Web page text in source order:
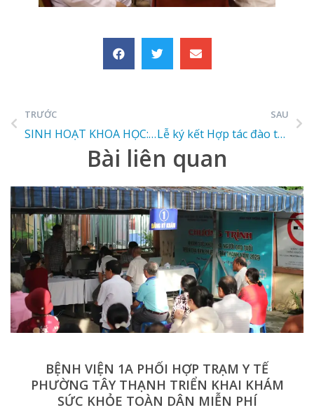
TRƯỚC
SINH HOẠT KHOA HỌC: ” PHỤC HỒI CHỨC NĂNG TRÊN BỆNH NHÂN ĐỘT QUỴ NÃO”
SAU
Lễ ký kết Hợp tác đào tạo thực hành giữa Bệnh viện 1A và Trường Cao đẳng Y dược Hồng Đức
Bài liên quan
BỆNH VIỆN 1A PHỐI HỢP TRẠM Y TẾ
PHƯỜNG TÂY THẠNH TRIỂN KHAI KHÁM
SỨC KHỎE TOÀN DÂN MIỄN PHÍ